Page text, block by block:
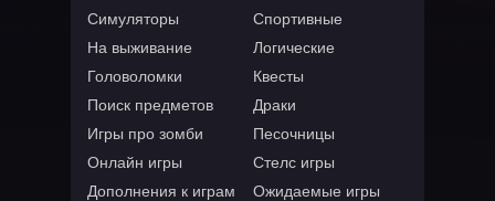
Симуляторы
Спортивные
На выживание
Логические
Головоломки
Квесты
Поиск предметов
Драки
Игры про зомби
Песочницы
Онлайн игры
Стелс игры
Дополнения к играм
Ожидаемые игры